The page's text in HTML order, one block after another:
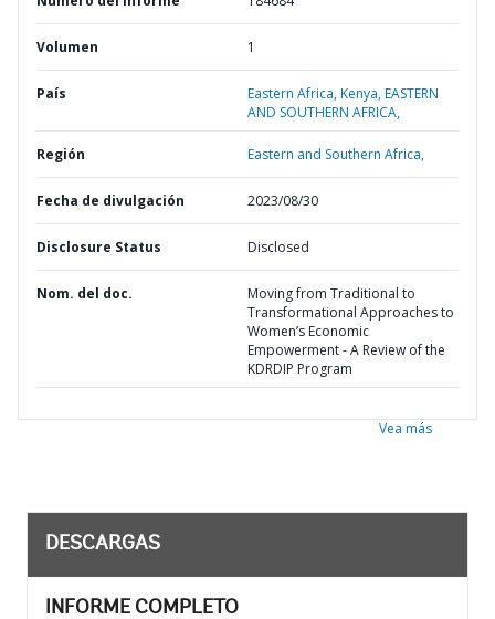
Volumen 1
País Eastern Africa,Kenya,EASTERN
AND SOUTHERN AFRICA,
Región Eastern and Southern Africa,
Fecha de divulgación 2023/08/30
Disclosure Status Disclosed
Nom. del doc.
Moving from Traditional to
Transformational Approaches to
Women’s Economic
Empowerment - A Review of the
KDRDIP Program
Vea más
DESCARGAS
INFORME COMPLETO